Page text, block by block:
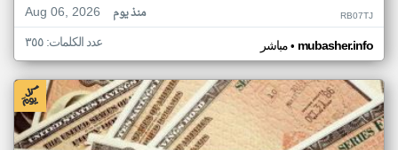
Aug 06, 2026
منذ يوم RB07TJ
مباشر• mubasher.info عدد الكلمات: ٣٥٥